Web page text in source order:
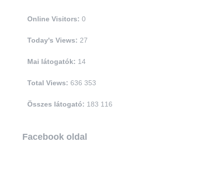
Online Visitors: 0
Today's Views: 27
Mai látogatók: 14
Total Views: 636 353
Összes látogató: 183 116
Facebook oldal